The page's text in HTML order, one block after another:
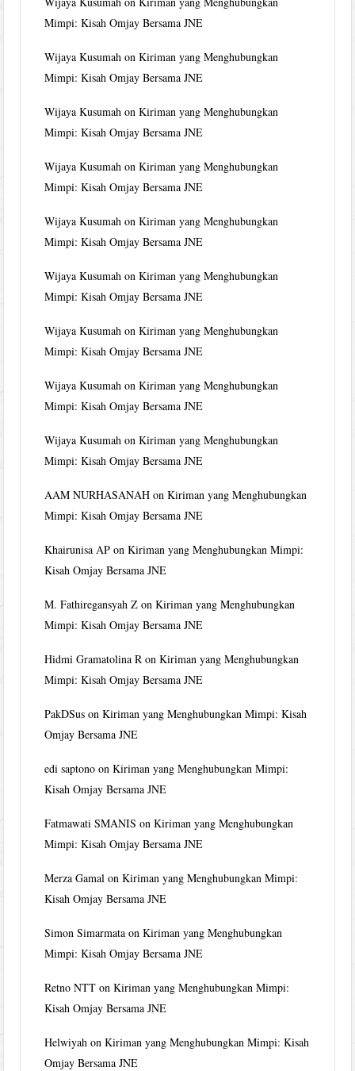
Mimpi: Kisah Omjay Bersama JNE
Wijaya Kusumah onKiriman yang Menghubungkan
Mimpi: Kisah Omjay Bersama JNE
Wijaya Kusumah onKiriman yang Menghubungkan
Mimpi: Kisah Omjay Bersama JNE
Wijaya Kusumah onKiriman yang Menghubungkan
Mimpi: Kisah Omjay Bersama JNE
Wijaya Kusumah onKiriman yang Menghubungkan
Mimpi: Kisah Omjay Bersama JNE
Wijaya Kusumah onKiriman yang Menghubungkan
Mimpi: Kisah Omjay Bersama JNE
Wijaya Kusumah onKiriman yang Menghubungkan
Mimpi: Kisah Omjay Bersama JNE
Wijaya Kusumah onKiriman yang Menghubungkan
Mimpi: Kisah Omjay Bersama JNE
Wijaya Kusumah onKiriman yang Menghubungkan
Mimpi: Kisah Omjay Bersama JNE
AAM NURHASANAH onKiriman yang Menghubungkan
Mimpi: Kisah Omjay Bersama JNE
Khairunisa AP onKiriman yang Menghubungkan Mimpi:
Kisah Omjay Bersama JNE
M. Fathiregansyah Z onKiriman yang Menghubungkan
Mimpi: Kisah Omjay Bersama JNE
Hidmi Gramatolina R onKiriman yang Menghubungkan
Mimpi: Kisah Omjay Bersama JNE
PakDSus onKiriman yang Menghubungkan Mimpi: Kisah
Omjay Bersama JNE
edi saptono onKiriman yang Menghubungkan Mimpi:
Kisah Omjay Bersama JNE
Fatmawati SMANIS onKiriman yang Menghubungkan
Mimpi: Kisah Omjay Bersama JNE
Merza Gamal onKiriman yang Menghubungkan Mimpi:
Kisah Omjay Bersama JNE
Simon Simarmata onKiriman yang Menghubungkan
Mimpi: Kisah Omjay Bersama JNE
Retno NTT onKiriman yang Menghubungkan Mimpi:
Kisah Omjay Bersama JNE
Helwiyah onKiriman yang Menghubungkan Mimpi: Kisah
Omjay Bersama JNE